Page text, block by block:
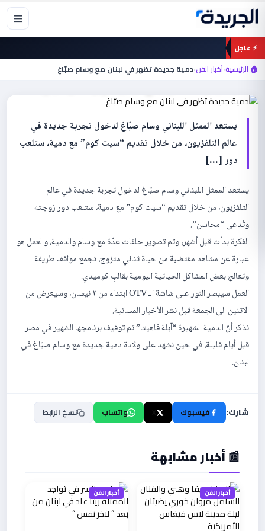
تخطي
المحتوى
⚡ عاجل
🏠 الرئيسية›أخبار الفن›دمية جديدة تظهر في لبنان مع وسام صبّاغ أخبار الفن
يستعد الممثل اللبناني وسام صبّاغ لدخول تجربة جديدة في
عالم التلفزيون، من خلال تقديم “سيت كوم” مع دمية، ستلعب
دور […]
يستعد الممثل اللبناني وسام صبّاغ لدخول تجربة جديدة في عالم
التلفزيون، من خلال تقديم “سيت كوم” مع دمية، ستلعب دور زوجته
وتُدعى “محاسن”.
الفكرة بدأت قبل أشهر، وتم تصوير حلقات عدّة مع وسام والدمية، والعمل هو
عبارة عن مشاهد مقتضبة من حياة ثنائي متزوج، تجمع مواقف طريفة
وتعالج بعض المشاكل الحياتية اليومية بقالبٍ كوميدي.
العمل سيبصر النور على شاشة الـ OTV ابتداء من ٢ نيسان، وسيعرض من
الاثنين الى الجمعة قبل نشر الأخبار المسائية.
نذكر أنّ الدمية الشهيرة “آبلة فاهيتا” تم توقيف برنامجها الشهير في مصر
قبل أيام قليلة، في حين نشهد على ولادة دمية جديدة مع وسام صبّاغ في
لبنان.
شارك: فيسبوك واتساب نسخ الرابط
📰 أخبار مشابهة
أخبار الفن أخبار الفن